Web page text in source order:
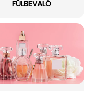
FÜLBEVALÓ